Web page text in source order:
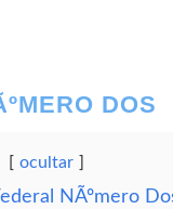
DOS
ocultar
NÃºmero